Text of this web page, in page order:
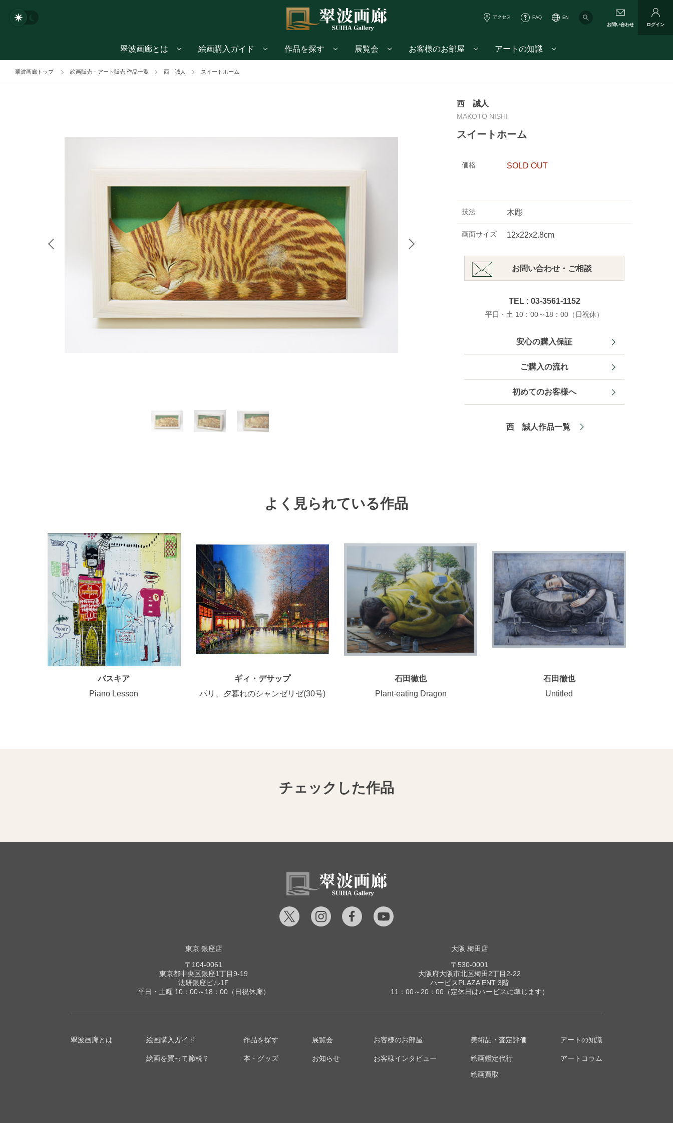
アクセス FAQ
EN
お問い合わせ
ログイン
翠波画廊とは 絵画購入ガイド 作品を探す 展覧会 お客様のお部屋 アートの知識
翠波画廊トップ 絵画販売・アート販売 作品一覧 西 誠人 スイートホーム
西 誠人
MAKOTO NISHI
スイートホーム
価格 SOLD OUT
技法 木彫
画面サイズ 12x22x2.8cm
お問い合わせ・ご相談
TEL : 03-3561-1152
平日・土 10：00～18：00（日祝休）
安心の購入保証
ご購入の流れ
初めてのお客様へ
西 誠人作品一覧
よく見られている作品
バスキア
Piano Lesson
ギィ・デサップ
パリ、夕暮れのシャンゼリゼ(30号)
石田徹也
Plant-eating Dragon
石田徹也
Untitled
チェックした作品
東京 銀座店
〒104-0061
東京都中央区銀座1丁目9-19
法研銀座ビル1F
平日・土曜 10：00～18：00（日祝休廊）
大阪 梅田店
〒530-0001
大阪府大阪市北区梅田2丁目2-22
ハービスPLAZA ENT 3階
11：00～20：00（定休日はハービスに準じます）
翠波画廊とは 絵画購入ガイド
絵画を買って節税？
作品を探す
本・グッズ
展覧会
お知らせ
お客様のお部屋
お客様インタビュー
美術品・査定評価
絵画鑑定代行
絵画買取
アートの知識
アートコラム